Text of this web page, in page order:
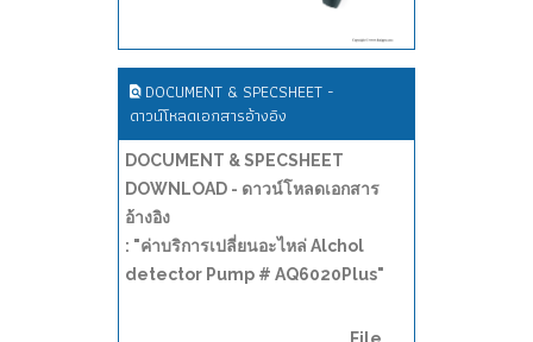
DOCUMENT & SPECSHEET -
ดาวน์โหลดเอกสารอ้างอิง
DOCUMENT & SPECSHEET
DOWNLOAD - ดาวน์โหลดเอกสาร
อ้างอิง
: "ค่าบริการเปลี่ยนอะไหล่ Alchol
detector Pump # AQ6020Plus"